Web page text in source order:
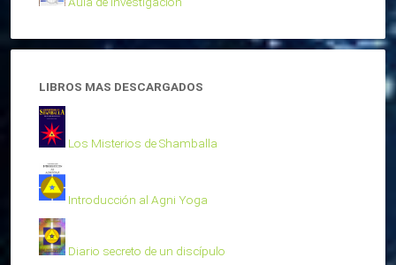
LIBROS MAS DESCARGADOS
Los Misterios de Shamballa
Introducción al Agni Yoga
Diario secreto de un discípulo